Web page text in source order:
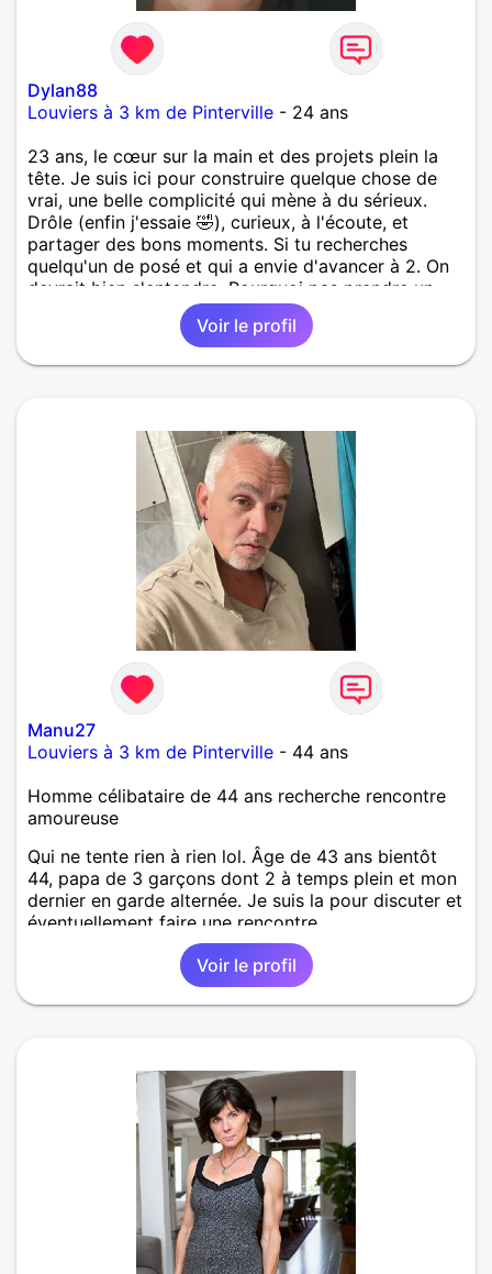
Dylan88
Louviers à 3 km de Pinterville - 24 ans
23 ans, le cœur sur la main et des projets plein la
tête. Je suis ici pour construire quelque chose de
vrai, une belle complicité qui mène à du sérieux.
Drôle (enfin j'essaie 🤣), curieux, à l'écoute, et
partager des bons moments. Si tu recherches
quelqu'un de posé et qui a envie d'avancer à 2. On
devrait bien s'entendre. Pourquoi pas prendre un
petit apéro en terrasse pour bien commencer, c'est
Voir le profil
Manu27
Louviers à 3 km de Pinterville - 44 ans
Homme célibataire de 44 ans recherche rencontre
amoureuse
Qui ne tente rien à rien lol. Âge de 43 ans bientôt
44, papa de 3 garçons dont 2 à temps plein et mon
dernier en garde alternée. Je suis la pour discuter et
éventuellement faire une rencontre.
Voir le profil